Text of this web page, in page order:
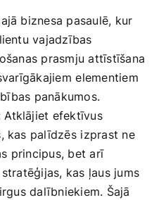
biznesa pasaulē, kur
vajadzības
prasmju attīstīšana
elementiem
panākumos.
Atklājiet efektīvus⁢
kas palīdzēs ⁤izprast ‌ne
principus, bet arī
kas ļaus jums
‌dalībniekiem. Šajā